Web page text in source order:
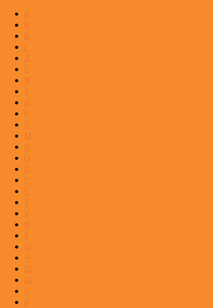
А
Б
В
Г
Д
Е
Ж
З
И
К
Л
М
Н
О
П
Р
С
Т
У
Ф
Х
Ц
Ч
Ш
Щ
Э
Я